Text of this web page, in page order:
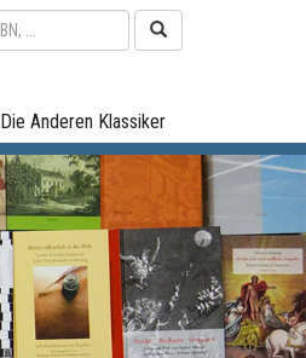
Die Anderen Klassiker